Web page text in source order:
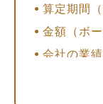
算定期間
金額（ボ
会社の業
【図解】